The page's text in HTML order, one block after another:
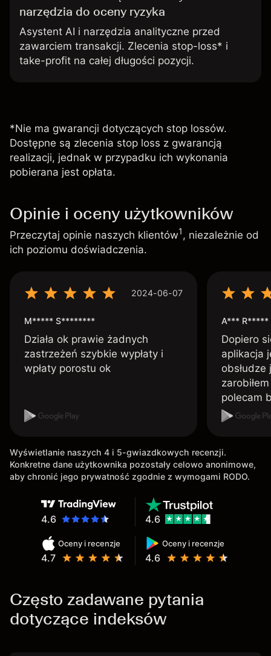
narzędzia do oceny ryzyka
Asystent AI i narzędzia analityczne przed
zawarciem transakcji. Zlecenia stop-loss* i
take-profit na całej długości pozycji.
*Nie ma gwarancji dotyczących stop lossów.
Dostępne są zlecenia stop loss z gwarancją
realizacji, jednak w przypadku ich wykonania
pobierana jest opłata.
Opinie i oceny użytkowników
Przeczytaj opinie naszych klientów1, niezależnie od
ich poziomu doświadczenia.
2024-06-07
M***** S********
Działa ok prawie żadnych
zastrzeżeń szybkie wypłaty i
wpłaty porostu ok
A*** R*****
Dopiero
aplikacja
polecam
Wyświetlanie naszych 4 i 5-gwiazdkowych recenzji.
Konkretne dane użytkownika pozostały celowo anonimowe,
aby chronić jego prywatność zgodnie z wymogami RODO.
4.6
Oceny i recenzje
4.7
Oceny i recenzje
4.6
4.6
Często zadawane pytania
dotyczące indeksów